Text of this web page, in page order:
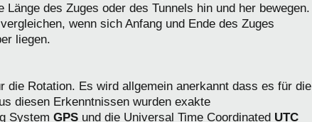
des Zuges oder des Tunnels hin und her bewegen.
wenn sich Anfang und Ende des Zuges
liegen.
die Rotation. Es wird allgemein anerkannt dass es für die
diesen Erkenntnissen wurden exakte
System GPS und die Universal Time Coordinated UTC